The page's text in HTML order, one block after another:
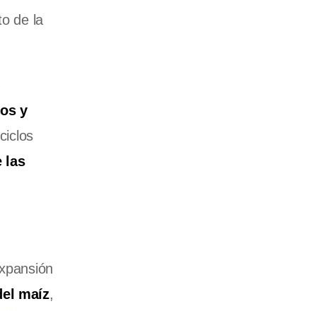
de la
y
las
maíz,